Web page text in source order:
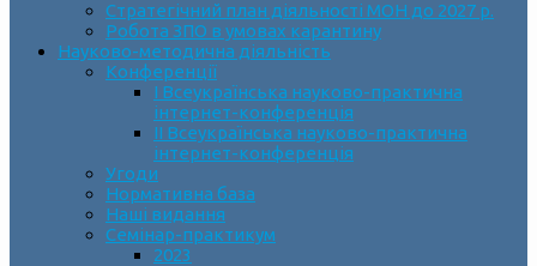
Стратегічний план діяльності МОН до 2027 р.
Робота ЗПО в умовах карантину
Науково-методична діяльність
Конференції
І Всеукраїнська науково-практична
інтернет-конференція
ІІ Всеукраїнська науково-практична
інтернет-конференція
Угоди
Нормативна база
Наші видання
Семінар-практикум
2023